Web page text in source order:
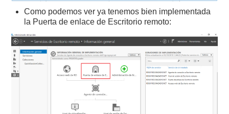
Como podemos ver ya tenemos bien implementada
la Puerta de enlace de Escritorio remoto: